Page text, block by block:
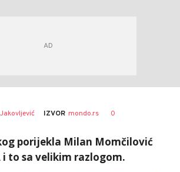
IZVOR mondo.rs 0
porijekla Milan Momčilović
i to sa velikim razlogom.